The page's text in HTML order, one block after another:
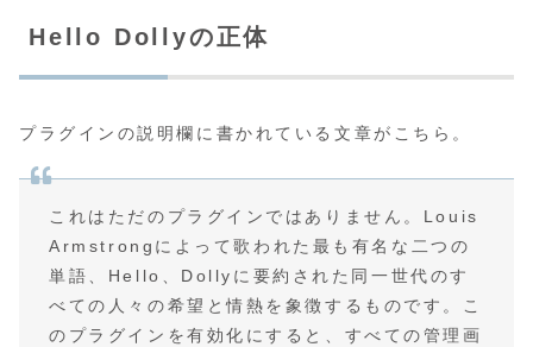
Hello Dollyの正体
プラグインの説明欄に書かれている文章がこちら。
これはただのプラグインではありません。Louis
Armstrongによって歌われた最も有名な二つの
単語、Hello、Dollyに要約された同一世代のす
べての人々の希望と情熱を象徴するものです。こ
のプラグインを有効化にすると、すべての管理画